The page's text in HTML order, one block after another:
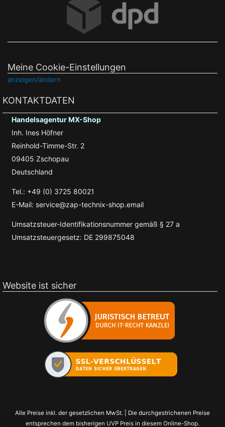
Meine Cookie-Einstellungen
anzeigen/ändern
KONTAKTDATEN
Handelsagentur MX-Shop
Inh. Ines Höfner
Reinhold-Timme-Str. 2
09405 Zschopau
Deutschland
Tel.: +49 (0) 3725 80021
E-Mail: service@zap-technix-shop.email
Umsatzsteuer-Identifikationsnummer gemäß § 27 a
Umsatzsteuergesetz: DE 299875048
Website ist sicher
Alle Preise inkl. der gesetzlichen MwSt. | Die durchgestrichenen Preise
entsprechen dem bisherigen UVP Preis in diesem Online-Shop.